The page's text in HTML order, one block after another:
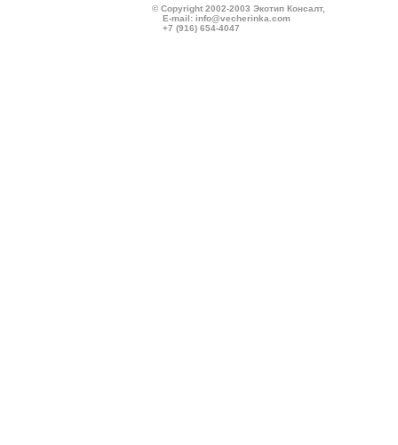
© Copyright 2002-2003 Экотип Консалт,
E-mail: info@vecherinka.com
+7 (916) 654-4047